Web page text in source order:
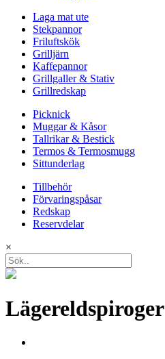
Laga mat ute
Stekpannor
Friluftskök
Grilljärn
Kaffepannor
Grillgaller & Stativ
Grillredskap
Picknick
Muggar & Kåsor
Tallrikar & Bestick
Termos & Termosmugg
Sittunderlag
Tillbehör
Förvaringspåsar
Redskap
Reservdelar
×
Lägereldspiroger